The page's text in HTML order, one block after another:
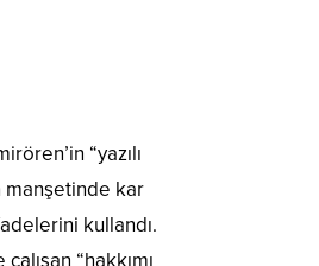
“yazılı
manşetinde kar
kullandı.
“hakkımı